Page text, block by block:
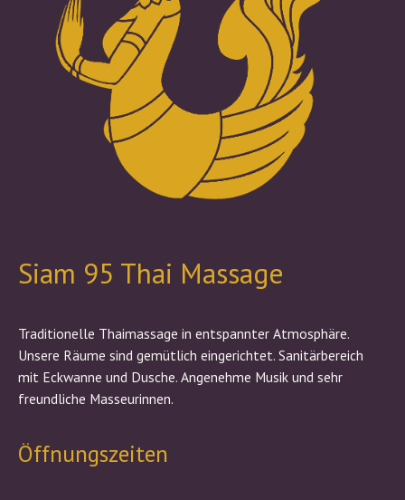
Siam 95 Thai Massage
Traditionelle Thaimassage in entspannter Atmosphäre.
Unsere Räume sind gemütlich eingerichtet. Sanitärbereich
mit Eckwanne und Dusche. Angenehme Musik und sehr
freundliche Masseurinnen.
Öffnungszeiten